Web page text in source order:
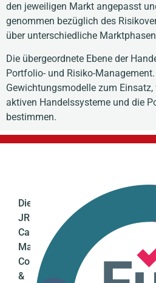
den jeweiligen Markt angepasst
genommen bezüglich des
über unterschiedliche
Die übergeordnete Ebene der
Portfolio- und Risiko-
Gewichtungsmodelle zum
aktiven Handelssysteme und die
bestimmen.
Die
JRC
Capital
Management
Consultancy
&